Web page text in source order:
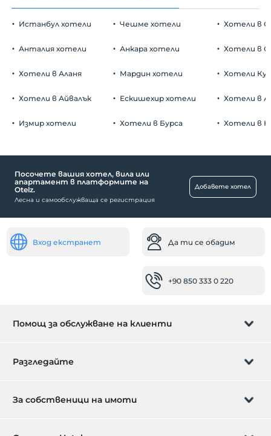
Истанбул хотели
Анталия хотели
Хотели в Аланя
Хотели в Айвалък
Измир хотели
Чешме хотели
Анкара хотели
Мардин хотели
Ескишехир хотели
Хотели в Бурса
Хотели в
Хотели в
Хотели
Хотели в
Хотели в
Посочете вашия хотел, вила или
апартамент в платформите на
Otelz.
Лесна и самообслужваща се регистрация
Добавете хотел
Вход екстранет Да ти се обадим
+90 850 333 0 220
Помощ за обслужване на клиенти
Управление на резервацията
Разгледайте
Карта за подарък
За собственици на имоти
Избройте своя имот сега